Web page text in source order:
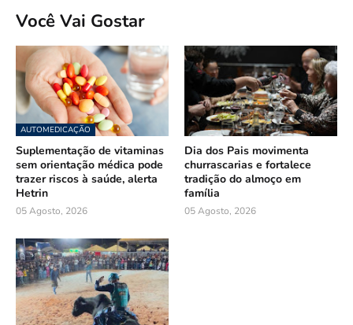
Você Vai Gostar
AUTOMEDICAÇÃO
Suplementação de vitaminas
sem orientação médica pode
trazer riscos à saúde, alerta
Hetrin
05 Agosto, 2026
Dia dos Pais movimenta
churrascarias e fortalece
tradição do almoço em
família
05 Agosto, 2026